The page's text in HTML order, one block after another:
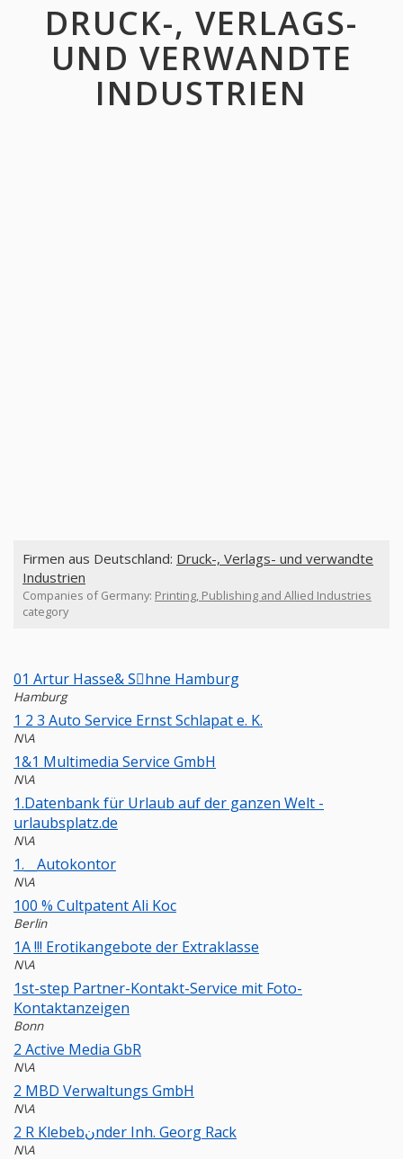
DRUCK-, VERLAGS-
UND VERWANDTE
INDUSTRIEN
Firmen aus Deutschland: Druck-, Verlags- und verwandte
Industrien
Companies of Germany: Printing, Publishing and Allied Industries
category
01 Artur Hasse& Sِhne Hamburg
Hamburg
1 2 3 Auto Service Ernst Schlapat e. K.
N\A
1&1 Multimedia Service GmbH
N\A
1.Datenbank für Urlaub auf der ganzen Welt -
urlaubsplatz.de
N\A
1.__Autokontor
N\A
100 % Cultpatent Ali Koc
Berlin
1A !!! Erotikangebote der Extraklasse
N\A
1st-step Partner-Kontakt-Service mit Foto-
Kontaktanzeigen
Bonn
2 Active Media GbR
N\A
2 MBD Verwaltungs GmbH
N\A
2 R Klebebنnder Inh. Georg Rack
N\A